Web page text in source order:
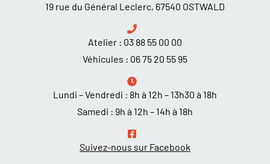
19 rue du Général Leclerc, 67540 OSTWALD
Atelier : 03 88 55 00 00
Véhicules : 06 75 20 55 95
Lundi – Vendredi : 8h à 12h – 13h30 à 18h
Samedi : 9h à 12h – 14h à 18h
Suivez-nous sur Facebook